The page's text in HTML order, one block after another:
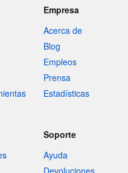
Empresa
Acerca de
Blog
Empleos
Prensa
Estadísticas
Soporte
Ayuda
Devoluciones